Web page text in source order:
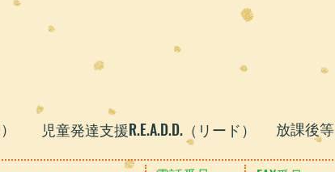
） ​児童発達支援R.E.A.D.D.（リード） 放課後